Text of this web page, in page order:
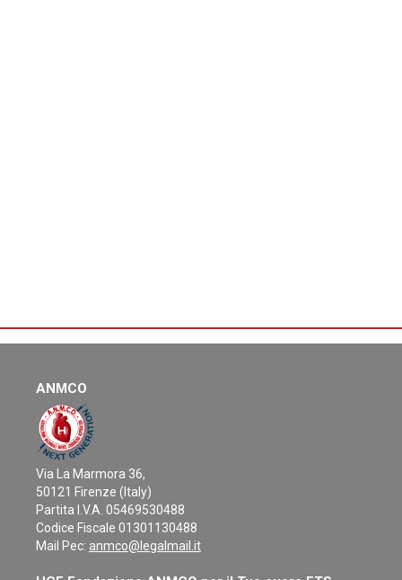
ANMCO
Via La Marmora 36,
50121 Firenze (Italy)
Partita I.V.A. 05469530488
Codice Fiscale 01301130488
Mail Pec: anmco@legalmail.it